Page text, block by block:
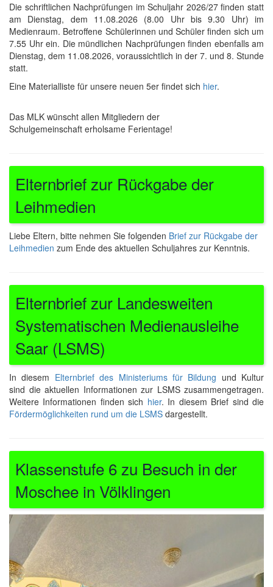
Die schriftlichen Nachprüfungen im Schuljahr 2026/27 finden statt
am Dienstag, dem 11.08.2026 (8.00 Uhr bis 9.30 Uhr) im
Medienraum. Betroffene Schülerinnen und Schüler finden sich um
7.55 Uhr ein. Die mündlichen Nachprüfungen finden ebenfalls am
Dienstag, dem 11.08.2026, voraussichtlich in der 7. und 8. Stunde
statt.
Eine Materialliste für unsere neuen 5er findet sich hier.
Das MLK wünscht allen Mitgliedern der
Schulgemeinschaft erholsame Ferientage!
Elternbrief zur Rückgabe der
Leihmedien
Liebe Eltern, bitte nehmen Sie folgenden Brief zur Rückgabe der
Leihmedien zum Ende des aktuellen Schuljahres zur Kenntnis.
Elternbrief zur Landesweiten
Systematischen Medienausleihe
Saar (LSMS)
In diesem Elternbrief des Ministeriums für Bildung und Kultur
sind die aktuellen Informationen zur LSMS zusammengetragen.
Weitere Informationen finden sich hier. In diesem Brief sind die
Fördermöglichkeiten rund um die LSMS dargestellt.
Klassenstufe 6 zu Besuch in der
Moschee in Völklingen